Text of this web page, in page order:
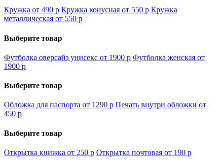
Кружка от 490 p Кружка конусная от 550 p Кружка
металлическая от 550 p
Выберите товар
Футболка оверсайз унисекс от 1900 p Футболка женская от
1900 p
Выберите товар
Обложка для паспорта от 1290 p Печать внутри обложки от
450 p
Выберите товар
Открытка книжка от 250 p Открытка почтовая от 190 p